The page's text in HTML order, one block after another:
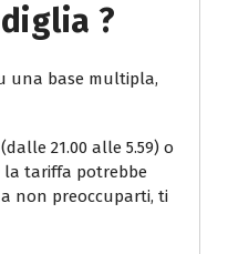
?
una base multipla,
21.00 alle 5.59) o
la tariffa potrebbe
non preoccuparti, ti